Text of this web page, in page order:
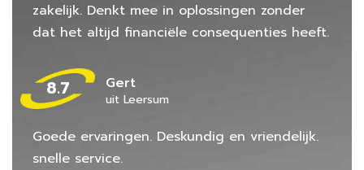
zakelijk. Denkt mee in oplossingen zonder
dat het altijd financiële consequenties heeft.
8.7 Gert
uit Leersum
Goede ervaringen. Deskundig en vriendelijk.
snelle service.